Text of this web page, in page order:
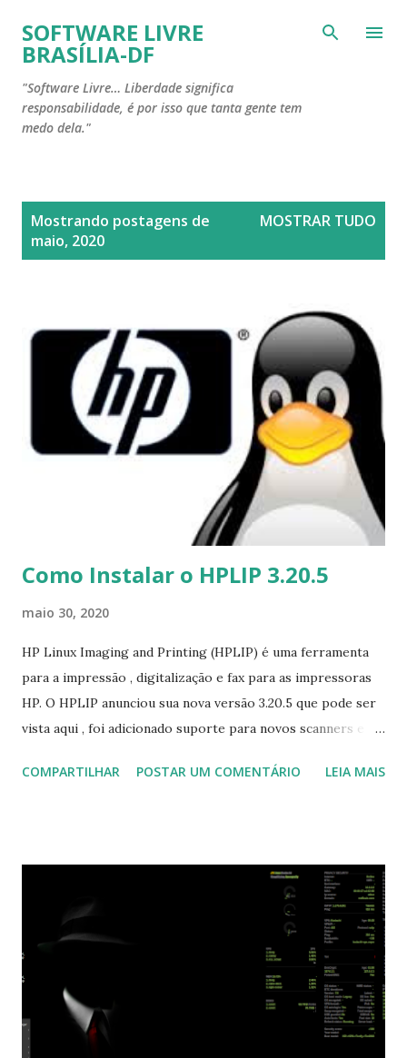
Pular para o conteúdo principal
SOFTWARE LIVRE
BRASÍLIA-DF
"Software Livre… Liberdade significa
responsabilidade, é por isso que tanta gente tem
medo dela."
Mostrando postagens de
maio, 2020
MOSTRAR TUDO
Como Instalar o HPLIP 3.20.5
maio 30, 2020
HP Linux Imaging and Printing (HPLIP) é uma ferramenta
para a impressão , digitalização e fax para as impressoras
HP. O HPLIP anunciou sua nova versão 3.20.5 que pode ser
vista aqui , foi adicionado suporte para novos scanners e
compatíveis com GNU/Linux listados originalmente abaixo,
HP DeskJet 1200; HP DeskJet Ink Advantage 1200; HP
DeskJet 2300 All-in-One; HP DeskJet Ink Advantage 2300
All-in-One; HP ENVY 6000 series; HP DeskJet Plus 6000
series; HP ENVY Pro 6400 series; HP DeskJet Plus 6400
series; HP DeskJet 2700 All-in-One Printer series; HP
DeskJet Ink Advantage 2700 All-in-One Printer series; HP
DeskJet Plus 4100 All-in-One Printer series; HP DeskJet
COMPARTILHAR POSTAR UM COMENTÁRIO LEIA MAIS